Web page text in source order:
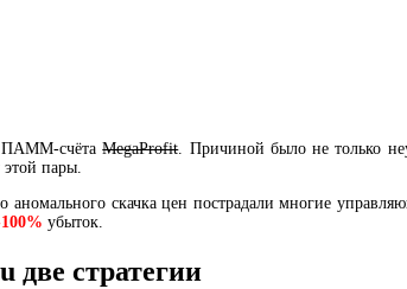
ПАММ-счётаMegaProfit. Причиной было не только
пары.
аномального скачка цен пострадали многие
убыток.
две стратегии